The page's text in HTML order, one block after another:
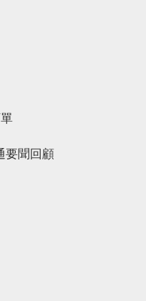
要聞回顧